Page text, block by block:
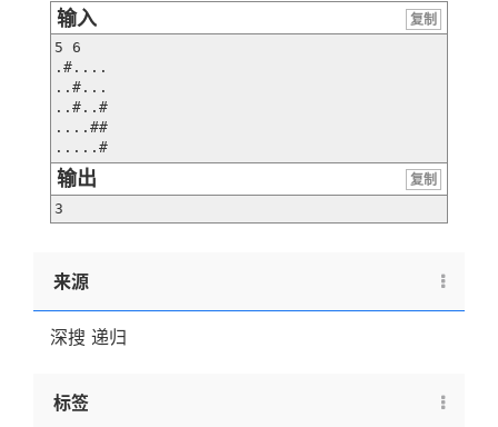
输入
复制
5 6
.#....
..#...
..#..#
....##
.....#
输出
复制
3
来源
深搜 递归
标签